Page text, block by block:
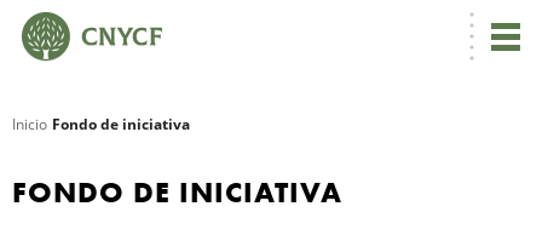
Inicio Fondo de iniciativa
FONDO DE INICIATIVA